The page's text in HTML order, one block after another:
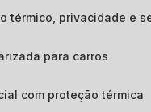
térmico, privacidade e
para carros
com proteção térmica